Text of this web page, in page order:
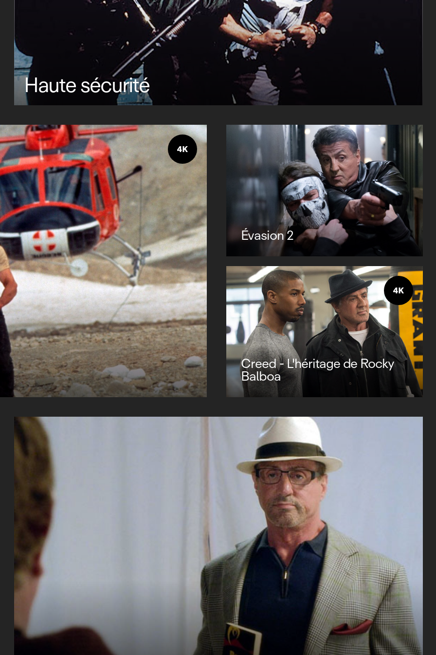
Haute sécurité
Évasion 2
Creed - L'héritage de Rocky
Balboa